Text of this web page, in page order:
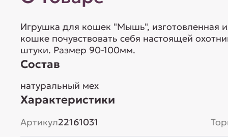
Игрушка для кошек "Мышь", изготовленная
кошке почувствовать себя настоящей
штуки. Размер 90-100мм.
Состав
натуральный мех
Характеристики
Артикул22161031